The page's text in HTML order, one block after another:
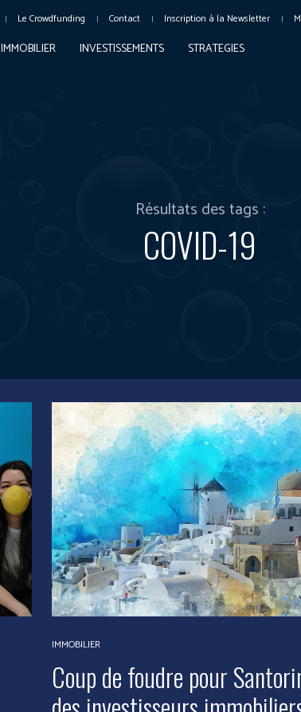
Le Crowdfunding Contact Inscription à la Newsletter
IMMOBILIER INVESTISSEMENTS STRATEGIES
Résultats des tags :
COVID-19
IMMOBILIER
Coup de foudre pour